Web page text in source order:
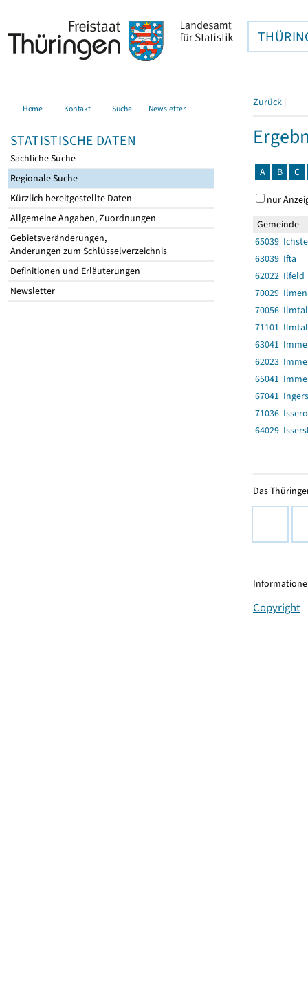
Home Kontakt Suche Newsletter
STATISTISCHE DATEN
Sachliche Suche
Regionale Suche
Kürzlich bereitgestellte Daten
Allgemeine Angaben, Zuordnungen
Gebietsveränderungen,
Änderungen zum Schlüsselverzeichnis
Definitionen und Erläuterungen
Newsletter
Zurück |
A B C
nur
Gemeinde
65039
63039 Ifta
62022 Ilfeld
70029
70056 Ilmtal
71101
63041
62023
65041
67041
71036
64029
Das
Copyright